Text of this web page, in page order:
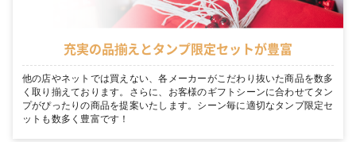
充実の品揃えとタンプ限定セットが豊富
他の店やネットでは買えない、各メーカーがこだわり抜いた商品を数多
く取り揃えております。さらに、お客様のギフトシーンに合わせてタン
プがぴったりの商品を提案いたします。シーン毎に適切なタンプ限定セ
ットも数多く豊富です！